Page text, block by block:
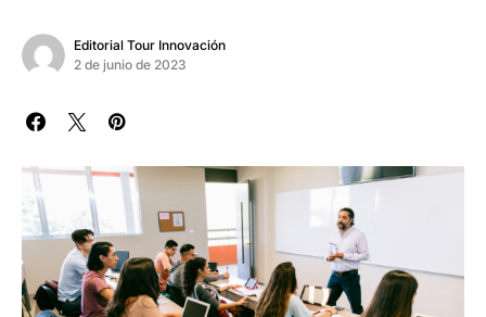
Editorial Tour Innovación
2 de junio de 2023